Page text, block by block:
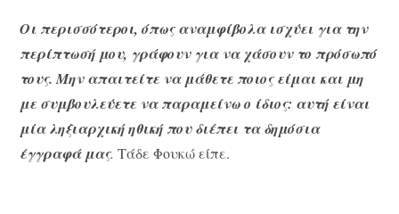
Οι περισσότεροι, όπως αναμφίβολα ισχύει για την
περίπτωσή μου, γράφουν για να χάσουν το πρόσωπό
τους. Μην απαιτείτε να μάθετε ποιος είμαι και μη
με συμβουλεύετε να παραμείνω ο ίδιος: αυτή είναι
μία ληξιαρχική ηθική που διέπει τα δημόσια
έγγραφά μας. Τάδε Φουκώ είπε.